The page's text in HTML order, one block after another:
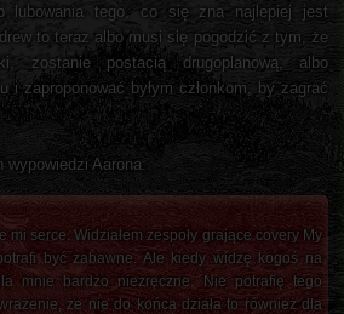
lubowania tego, co się zna najlepiej jest
to teraz albo musi się pogodzić z tym, że
zostanie postacią drugoplanową, albo
i zaproponować byłym członkom, by zagrać
Aarona:
mi serce. Widziałem zespoły grające covery My
być zabawne. Ale kiedy widzę kogoś na
mnie bardzo niezręczne. Nie potrafię tego
że nie do końca działa to również dla